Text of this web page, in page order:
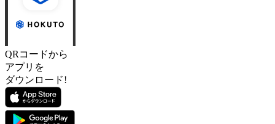
QRコードから
アプリを
ダウンロード!